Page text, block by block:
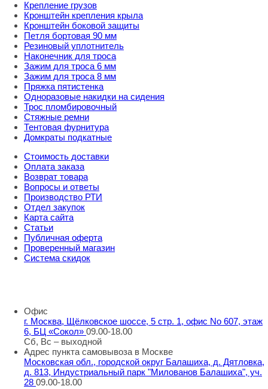
Крепление грузов
Кронштейн крепления крыла
Кронштейн боковой защиты
Петля бортовая 90 мм
Резиновый уплотнитель
Наконечник для троса
Зажим для троса 6 мм
Зажим для троса 8 мм
Пряжка пятистенка
Одноразовые накидки на сидения
Трос пломбировочный
Стяжные ремни
Тентовая фурнитура
Домкраты подкатные
Стоимость доставки
Оплата заказа
Возврат товара
Вопросы и ответы
Производство РТИ
Отдел закупок
Карта сайта
Статьи
Публичная оферта
Проверенный магазин
Система скидок
Офис
г. Москва, Щёлковское шоссе, 5 стр. 1, офис No 607, этаж
6, БЦ «Сокол» 09.00-18.00
Сб, Вс – выходной
Адрес пункта самовывоза в Москве
Московская обл., городской округ Балашиха, д. Дятловка,
д. 813, Индустриальный парк "Милованов Балашиха", уч.
28 09.00-18.00